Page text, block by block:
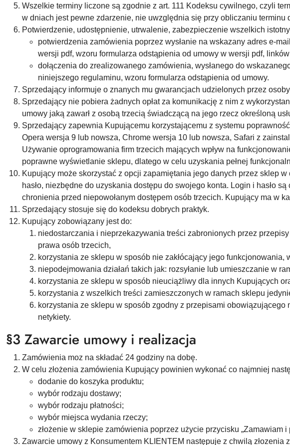
Wszelkie terminy liczone są zgodnie z art. 111 Kodeksu cywilnego, czyli
w dniach jest pewne zdarzenie, nie uwzględnia się przy obliczaniu terminu
Potwierdzenie, udostępnienie, utrwalenie, zabezpieczenie wszelkich
potwierdzenia zamówienia poprzez wysłanie na wskazany adres e-
wersji pdf, wzoru formularza odstąpienia od umowy w wersji pdf,
dołączenia do zrealizowanego zamówienia, wysłanego do
niniejszego regulaminu, wzoru formularza odstąpienia od umowy.
Sprzedający informuje o znanych mu gwarancjach udzielonych przez
Sprzedający nie pobiera żadnych opłat za komunikację z nim z
umowy jaką zawarł z osobą trzecią świadczącą na jego rzecz określoną
Sprzedający zapewnia Kupującemu korzystającemu z systemu
Opera wersja 9 lub nowsza, Chrome wersja 10 lub nowsza, Safari z
Używanie oprogramowania firm trzecich mających wpływ na
poprawne wyświetlanie sklepu, dlatego w celu uzyskania pełnej
Kupujący może skorzystać z opcji zapamiętania jego danych przez sklep
hasło, niezbędne do uzyskania dostępu do swojego konta. Login i hasło
chronienia przed niepowołanym dostępem osób trzecich. Kupujący ma w
Sprzedający stosuje się do kodeksu dobrych praktyk.
Kupujący zobowiązany jest do:
niedostarczania i nieprzekazywania treści zabronionych przez
prawa osób trzecich,
korzystania ze sklepu w sposób nie zakłócający jego
niepodejmowania działań takich jak: rozsyłanie lub umieszczanie w
korzystania ze sklepu w sposób nieuciążliwy dla innych Kupujących
korzystania z wszelkich treści zamieszczonych w ramach sklepu
korzystania ze sklepu w sposób zgodny z przepisami
netykiety.
§3 Zawarcie umowy i realizacja
Zamówienia moz na składać 24 godziny na dobę.
W celu złożenia zamówienia Kupujący powinien wykonać co najmniej
dodanie do koszyka produktu;
wybór rodzaju dostawy;
wybór rodzaju płatności;
wybór miejsca wydania rzeczy;
złożenie w sklepie zamówienia poprzez użycie przycisku „Zamawiam i
Zawarcie umowy z Konsumentem KLIENTEM następuje z chwilą złozenia